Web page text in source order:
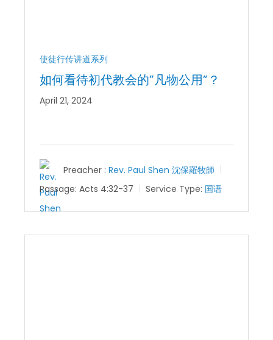
使徒行传讲道系列
如何看待初代教会的”凡物公用”？
April 21, 2024
Preacher : Rev. Paul Shen 沈保羅牧師
Passage: Acts 4:32-37 Service Type: 国语